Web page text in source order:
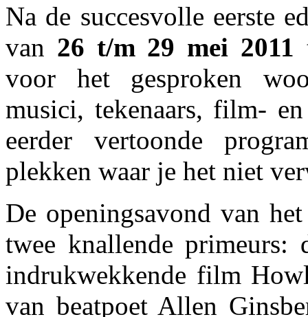
Na de succesvolle eerste
van 26 t/m 29 mei 2011
voor het gesproken
musici, tekenaars, film-
eerder vertoonde
plekken waar je het niet
De openingsavond van
twee knallende primeurs:
indrukwekkende film
van beatpoet Allen